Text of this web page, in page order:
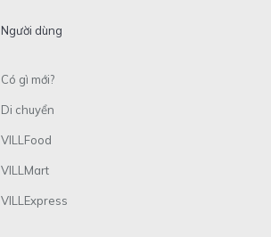
Người dùng
Có gì mới?
Di chuyển
VILLFood
VILLMart
VILLExpress